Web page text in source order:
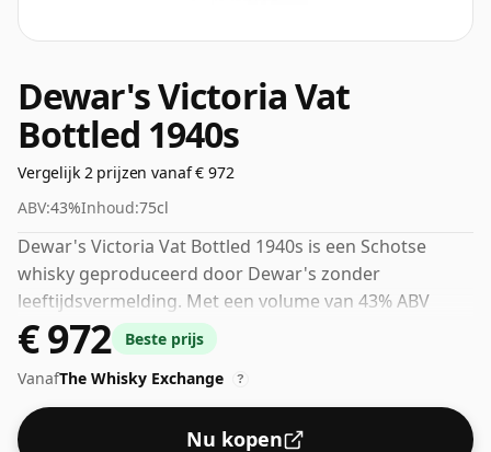
Dewar's Victoria Vat
Bottled 1940s
Vergelijk 2 prijzen vanaf € 972
ABV:43%Inhoud:75cl
Dewar's Victoria Vat Bottled 1940s is een Schotse
whisky geproduceerd door Dewar's zonder
leeftijdsvermelding. Met een volume van 43% ABV
wordt deze whisky op een optimale drinksterkte
gebotteld. Puur of met een druppel water genoten.
€ 972
Beste prijs
VanafThe Whisky Exchange ?
Nu kopen